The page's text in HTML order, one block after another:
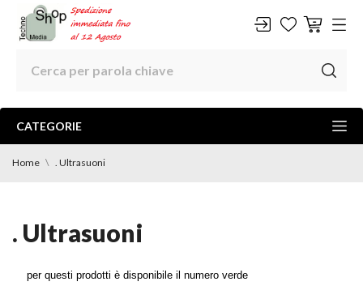
CATEGORIE
Home . Ultrasuoni
. Ultrasuoni
per questi prodotti è disponibile il numero verde